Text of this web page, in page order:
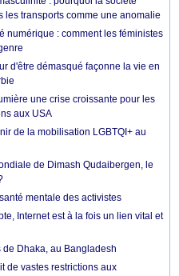
les transports comme une anomalie
numérique : comment les féministes
d'être démasqué façonne la vie en
une crise croissante pour les
aux USA
de la mobilisation LGBTQI+ au
de Dimash Qudaibergen, le
mentale des activistes
Internet est à la fois un lien vital et
de Dhaka, au Bangladesh
de vastes restrictions aux